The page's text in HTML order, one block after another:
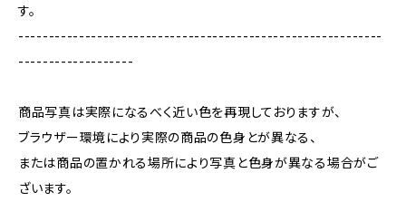
す。
------------------------------------------------------------
-------------------
商品写真は実際になるべく近い色を再現しておりますが、
ブラウザー環境により実際の商品の色身とが異なる、
または商品の置かれる場所により写真と色身が異なる場合がご
ざいます。